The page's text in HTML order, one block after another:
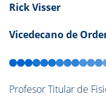
Rick Visser
Vicedecano de
Profesor Titular de